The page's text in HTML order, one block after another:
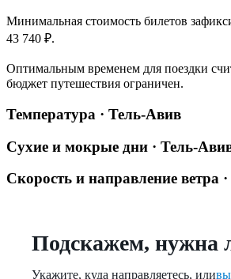
Минимальная стоимость билетов
43 740 ₽.
Оптимальным временем для поездки
бюджет путешествия ограничен.
Температура · Тель-Авив
Сухие и мокрые дни · Тель-
Скорость и направление ветра
Подскажем, нужна
Укажите, куда направляетесь, или